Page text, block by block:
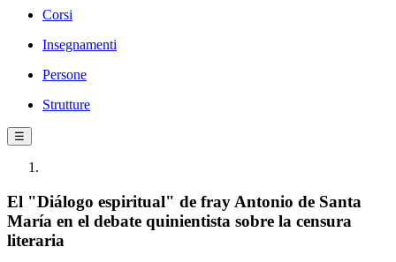
Corsi
Insegnamenti
Persone
Strutture
☰
El "Diálogo espiritual" de fray Antonio de Santa
María en el debate quinientista sobre la censura
literaria